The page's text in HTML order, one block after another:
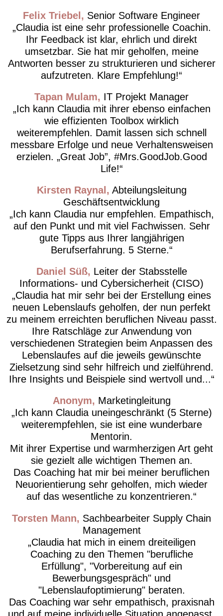
Felix Triebel
Senior Software Engineer
Claudia ist eine sehr professionelle Coachin.
Ihr Feedback ist klar, ehrlich und direkt
umsetzbar. Sie hat mir geholfen, meine
Antworten besser zu strukturieren und sicherer
aufzutreten. Klare Empfehlung!
Tapan Mulam
IT Projekt Manager
Ich kann Claudia mit ihrer ebenso einfachen
wie effizienten Toolbox wirklich
weiterempfehlen. Damit lassen sich schnell
messbare Erfolge und neue Verhaltensweisen
erzielen. „Great Job”, #Mrs.GoodJob.Good
Life!
Kirsten Raynal
Abteilungsleitung
Geschäftsentwicklung
Ich kann Claudia nur empfehlen. Empathisch,
auf den Punkt und mit viel Fachwissen. Sehr
gute Tipps aus Ihrer langjährigen
Berufserfahrung. 5 Sterne.
Daniel Süß
Leiter der Stabsstelle
Informations- und Cybersicherheit (CISO)
Claudia hat mir sehr bei der Erstellung eines
neuen Lebenslaufs geholfen, der nun perfekt
zu meinem erreichten beruflichen Niveau passt.
Ihre Ratschläge zur Anwendung von
verschiedenen Strategien beim Anpassen des
Lebenslaufes auf die jeweils gewünschte
Zielsetzung sind sehr hilfreich und zielführend.
Ihre Insights und Beispiele sind wertvoll und...
Anonym
Marketingleitung
Ich kann Claudia uneingeschränkt (5 Sterne)
weiterempfehlen, sie ist eine wunderbare
Mentorin.
Mit ihrer Expertise und warmherzigen Art geht
sie gezielt alle wichtigen Themen an.
Das Coaching hat mir bei meiner beruflichen
Neuorientierung sehr geholfen, mich wieder
auf das wesentliche zu konzentrieren.
Torsten Mann
Sachbearbeiter Supply Chain
Management
Claudia hat mich in einem dreiteiligen
Coaching zu den Themen "berufliche
Erfüllung", "Vorbereitung auf ein
Bewerbungsgespräch" und
"Lebenslaufoptimierung" beraten.
Das Coaching war sehr empathisch, praxisnah